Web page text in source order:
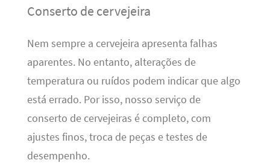
Conserto de cervejeira
Nem sempre a cervejeira apresenta falhas
aparentes. No entanto, alterações de
temperatura ou ruídos podem indicar que algo
está errado. Por isso, nosso serviço de
conserto de cervejeiras é completo, com
ajustes finos, troca de peças e testes de
desempenho.